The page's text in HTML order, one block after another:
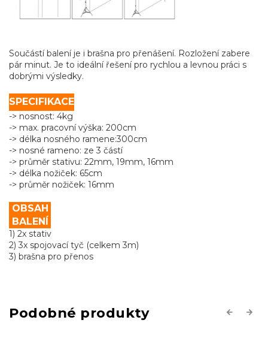
Součástí balení je i brašna pro přenášení. Rozložení zabere
pár minut. Je to ideální řešení pro rychlou a levnou práci s
dobrými výsledky.
SPECIFIKACE
-> nosnost: 4kg
-> max. pracovní výška: 200cm
-> délka nosného ramene:300cm
-> nosné rameno: ze 3 částí
-> průměr stativu: 22mm, 19mm, 16mm
-> délka nožiček: 65cm
-> průměr nožiček: 16mm
OBSAH
BALENÍ
1) 2x stativ
2) 3x spojovací tyč (celkem 3m)
3) brašna pro přenos
Previous
Next